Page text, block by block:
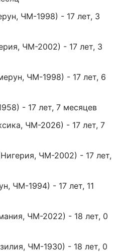
ЧМ-1998) - 17 лет, 3
ЧМ-2002) - 17 лет, 3
ЧМ-1998) - 17 лет, 6
- 17 лет, 7 месяцев
ЧМ-2026) - 17 лет, 7
ЧМ-2002) - 17 лет,
ЧМ-1994) - 17 лет, 11
ЧМ-2022) - 18 лет, 0
ЧМ-1930) - 18 лет, 0